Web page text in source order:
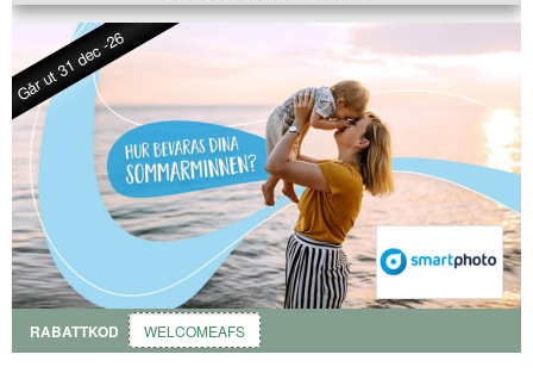
Går ut 31 dec -26
RABATTKOD WELCOMEAFS